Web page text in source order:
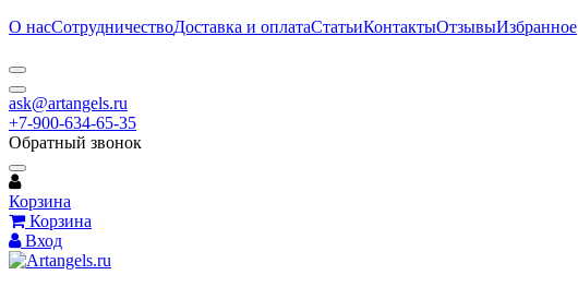
О насСотрудничествоДоставка и оплатаСтатьиКонтактыОтзывыИзбранное
ask@artangels.ru
+7-900-634-65-35
Обратный звонок
Корзина
Корзина
Вход